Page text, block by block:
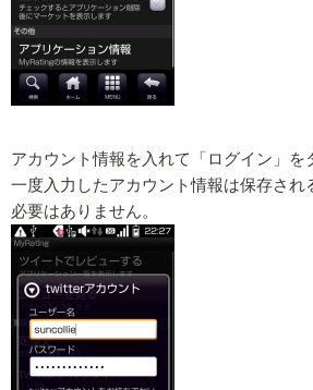
アカウント情報を入れて「ログイン」を
一度入力したアカウント情報は保存され
必要はありません。